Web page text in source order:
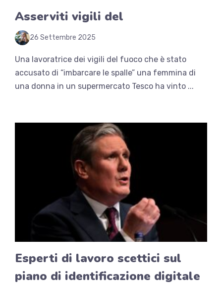
Asserviti vigili del
26 Settembre 2025
Una lavoratrice dei vigili del fuoco che è stato
accusato di “imbarcare le spalle” una femmina di
una donna in un supermercato Tesco ha vinto ...
Esperti di lavoro scettici sul
piano di identificazione digitale